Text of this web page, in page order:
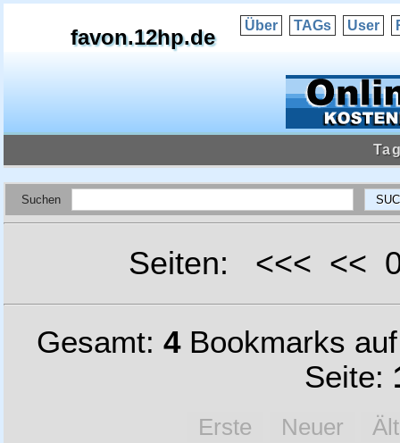
favon.12hp.de Über TAGs User
Suchen
Seiten: <<< <<
Gesamt: 4Bookmarks
Seite:
Erste Neuer